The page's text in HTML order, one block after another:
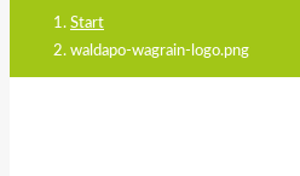
Start
waldapo-wagrain-logo.png